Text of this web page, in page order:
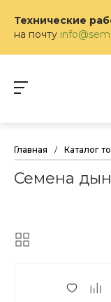
Технические
на почту
Главная / Каталог
Семена